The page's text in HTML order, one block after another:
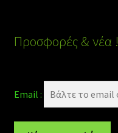
Προσφορές & νέα !
Email :